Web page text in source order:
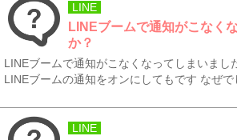
LINE
LINEブームで通知がこなく
か？
LINEブームで通知がこなくなってしまいまし
LINEブームの通知をオンにしてもです なぜで
LINE